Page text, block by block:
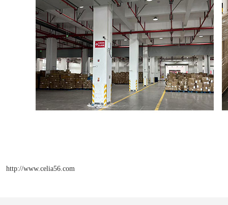
http://www.celia56.com